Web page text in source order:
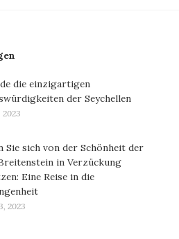
die einzigartigen
der Seychellen
2023
Sie sich von der Schönheit der
in Verzückung
Eine Reise in die
2023